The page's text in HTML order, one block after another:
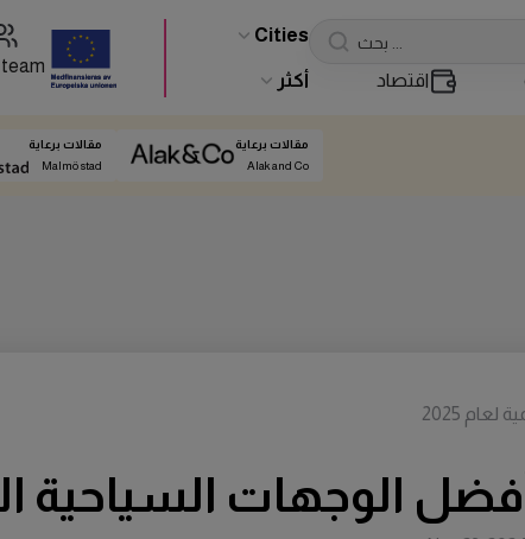
Cities
اقتصاد أكثر
مقالات برعاية
Alak and Co
مقالات برعاية
Malmö stad
السياحية
2025